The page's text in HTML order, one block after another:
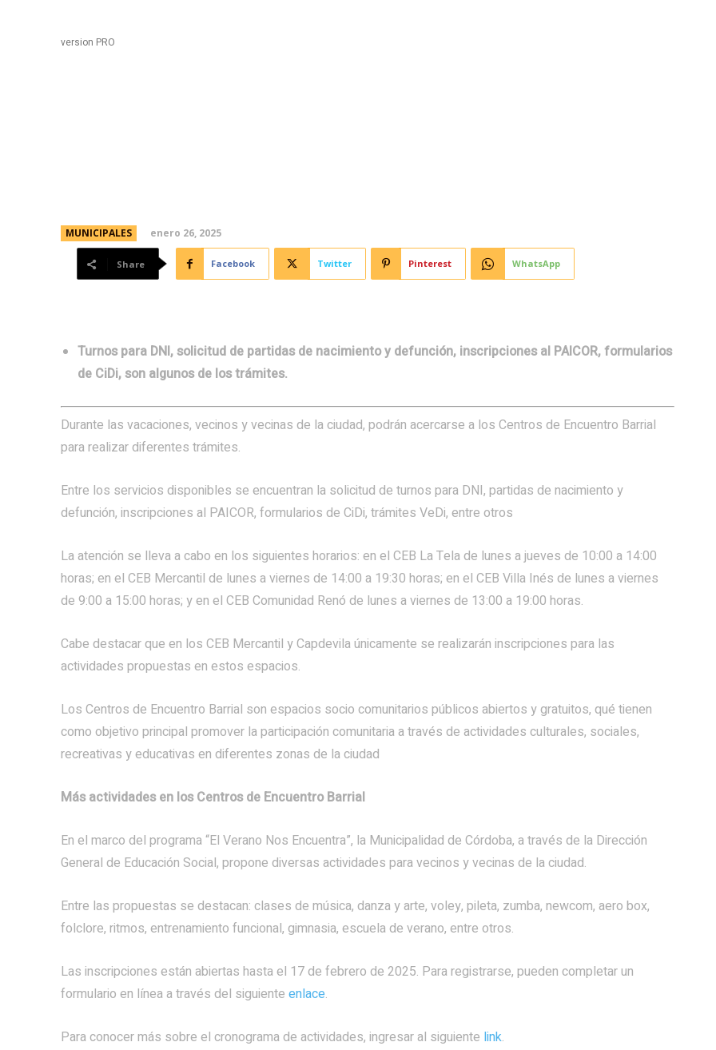
version PRO
MUNICIPALES enero 26, 2025
Share Facebook Twitter Pinterest WhatsApp
Turnos para DNI, solicitud de partidas de nacimiento y defunción, inscripciones al PAICOR, formularios
de CiDi, son algunos de los trámites.
Durante las vacaciones, vecinos y vecinas de la ciudad, podrán acercarse a los Centros de Encuentro Barrial
para realizar diferentes trámites.
Entre los servicios disponibles se encuentran la solicitud de turnos para DNI, partidas de nacimiento y
defunción, inscripciones al PAICOR, formularios de CiDi, trámites VeDi, entre otros
La atención se lleva a cabo en los siguientes horarios: en el CEB La Tela de lunes a jueves de 10:00 a 14:00
horas; en el CEB Mercantil de lunes a viernes de 14:00 a 19:30 horas; en el CEB Villa Inés de lunes a viernes
de 9:00 a 15:00 horas; y en el CEB Comunidad Renó de lunes a viernes de 13:00 a 19:00 horas.
Cabe destacar que en los CEB Mercantil y Capdevila únicamente se realizarán inscripciones para las
actividades propuestas en estos espacios.
Los Centros de Encuentro Barrial son espacios socio comunitarios públicos abiertos y gratuitos, qué tienen
como objetivo principal promover la participación comunitaria a través de actividades culturales, sociales,
recreativas y educativas en diferentes zonas de la ciudad
Más actividades en los Centros de Encuentro Barrial
En el marco del programa “El Verano Nos Encuentra”, la Municipalidad de Córdoba, a través de la Dirección
General de Educación Social, propone diversas actividades para vecinos y vecinas de la ciudad.
Entre las propuestas se destacan: clases de música, danza y arte, voley, pileta, zumba, newcom, aero box,
folclore, ritmos, entrenamiento funcional, gimnasia, escuela de verano, entre otros.
Las inscripciones están abiertas hasta el 17 de febrero de 2025. Para registrarse, pueden completar un
formulario en línea a través del siguiente enlace.
Para conocer más sobre el cronograma de actividades, ingresar al siguiente link.